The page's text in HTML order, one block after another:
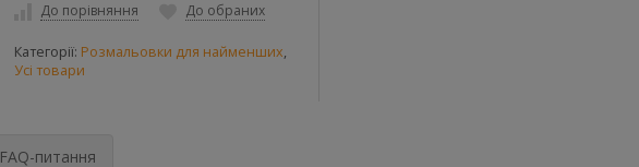
До порівняння До обраних
Категорії: Розмальовки для найменших,
Усі товари
FAQ-питання